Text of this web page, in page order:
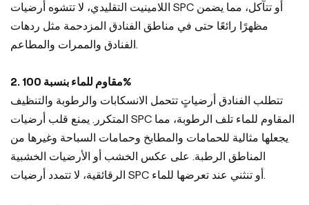
اللامينيت التقليدي، لا تتشوه أرضيات SPC أو تتآكل، مما يضمن
مظهرًا رائعًا حتى في مناطق الفنادق المزدحمة مثل ردهات
الفنادق والممرات والمطاعم.
2. مقاوم للماء بنسبة 100%
تتطلب الفنادق أرضياتٍ تتحمل الانسكابات والرطوبة والتنظيف
المتكرر. يمنع قلب أرضيات SPC المقاوم للماء تلف الرطوبة، مما
يجعلها مثالية للحمامات والمطابخ وحمامات السباحة وغيرها من
المناطق الرطبة. على عكس الخشب أو الأرضيات الخشبية
الرقائقية، لا تتمدد أرضيات SPC أو تنثني عند تعرضها للماء.